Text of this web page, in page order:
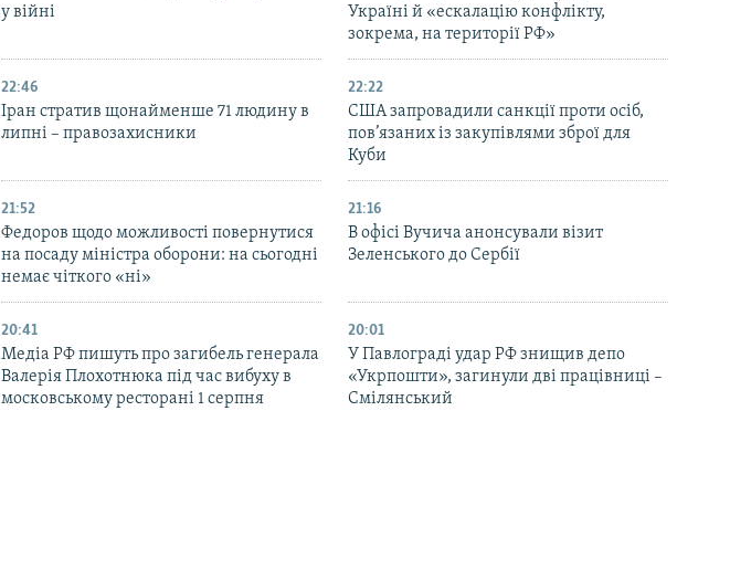
у війні
Україні й «ескалацію конфлікту,
зокрема, на території РФ»
22:46
Іран стратив щонайменше 71 людину в
липні – правозахисники
22:22
США запровадили санкції проти осіб,
пов’язаних із закупівлями зброї для
Куби
21:52
Федоров щодо можливості повернутися
на посаду міністра оборони: на сьогодні
немає чіткого «ні»
21:16
В офісі Вучича анонсували візит
Зеленського до Сербії
20:41
Медіа РФ пишуть про загибель генерала
Валерія Плохотнюка під час вибуху в
московському ресторані 1 серпня
20:01
У Павлограді удар РФ знищив депо
«Укрпошти», загинули дві працівниці –
Смілянський